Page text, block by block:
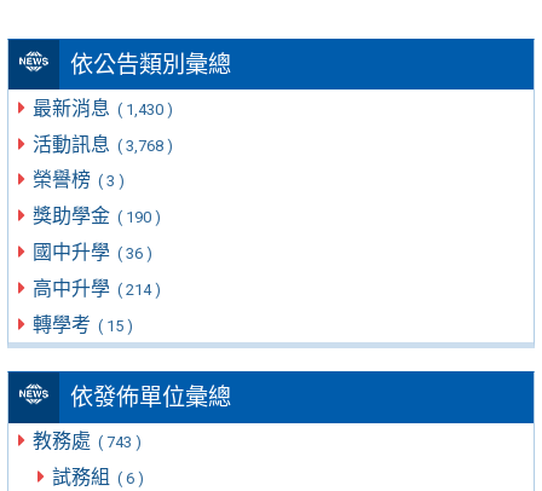
依公告類別彙總
最新消息 ( 1,430 )
活動訊息 ( 3,768 )
榮譽榜 ( 3 )
獎助學金 ( 190 )
國中升學 ( 36 )
高中升學 ( 214 )
轉學考 ( 15 )
依發佈單位彙總
教務處 ( 743 )
試務組 ( 6 )